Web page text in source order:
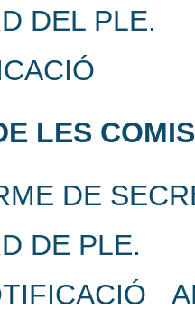
DEL PLE.
LES
DE
DE PLE.